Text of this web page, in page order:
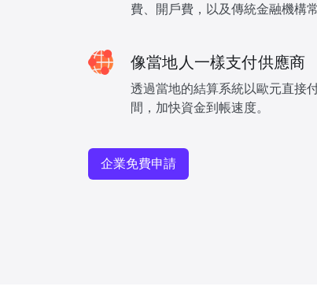
費、開戶費，以及傳統金融機構
像當地人一樣支付供應商
透過當地的結算系統以歐元直接
間，加快資金到帳速度。
企業免費申請